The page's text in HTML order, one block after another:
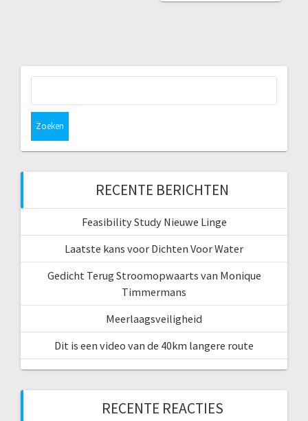
RECENTE BERICHTEN
Feasibility Study Nieuwe Linge
Laatste kans voor Dichten Voor Water
Gedicht Terug Stroomopwaarts van Monique
Timmermans
Meerlaagsveiligheid
Dit is een video van de 40km langere route
RECENTE REACTIES